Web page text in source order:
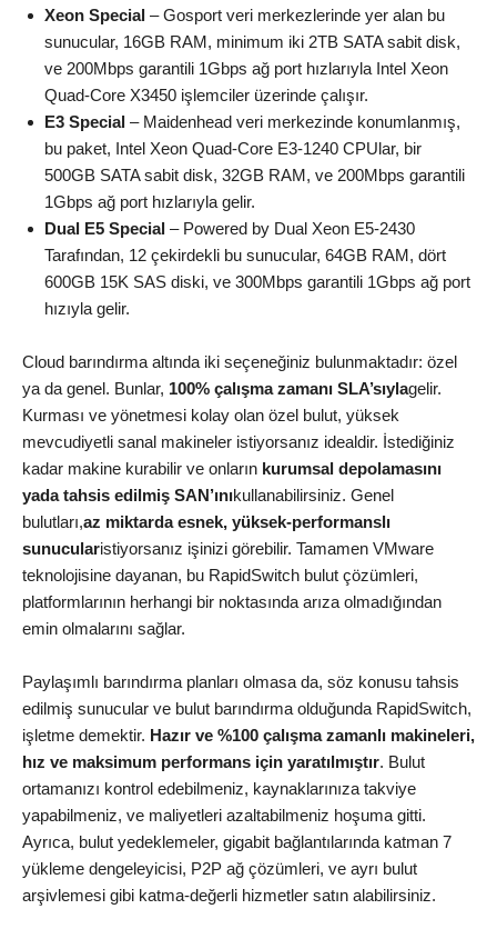
Xeon Special – Gosport veri merkezlerinde yer alan bu
sunucular, 16GB RAM, minimum iki 2TB SATA sabit disk,
ve 200Mbps garantili 1Gbps ağ port hızlarıyla Intel Xeon
Quad-Core X3450 işlemciler üzerinde çalışır.
E3 Special – Maidenhead veri merkezinde konumlanmış,
bu paket, Intel Xeon Quad-Core E3-1240 CPUlar, bir
500GB SATA sabit disk, 32GB RAM, ve 200Mbps garantili
1Gbps ağ port hızlarıyla gelir.
Dual E5 Special – Powered by Dual Xeon E5-2430
Tarafından, 12 çekirdekli bu sunucular, 64GB RAM, dört
600GB 15K SAS diski, ve 300Mbps garantili 1Gbps ağ port
hızıyla gelir.
Cloud barındırma altında iki seçeneğiniz bulunmaktadır: özel
ya da genel. Bunlar, 100% çalışma zamanı SLA’sıylagelir.
Kurması ve yönetmesi kolay olan özel bulut, yüksek
mevcudiyetli sanal makineler istiyorsanız idealdir. İstediğiniz
kadar makine kurabilir ve onların kurumsal depolamasını
yada tahsis edilmiş SAN’ınıkullanabilirsiniz. Genel
bulutları,az miktarda esnek, yüksek-performanslı
sunucularistiyorsanız işinizi görebilir. Tamamen VMware
teknolojisine dayanan, bu RapidSwitch bulut çözümleri,
platformlarının herhangi bir noktasında arıza olmadığından
emin olmalarını sağlar.
Paylaşımlı barındırma planları olmasa da, söz konusu tahsis
edilmiş sunucular ve bulut barındırma olduğunda RapidSwitch,
işletme demektir. Hazır ve %100 çalışma zamanlı makineleri,
hız ve maksimum performans için yaratılmıştır. Bulut
ortamanızı kontrol edebilmeniz, kaynaklarınıza takviye
yapabilmeniz, ve maliyetleri azaltabilmeniz hoşuma gitti.
Ayrıca, bulut yedeklemeler, gigabit bağlantılarında katman 7
yükleme dengeleyicisi, P2P ağ çözümleri, ve ayrı bulut
arşivlemesi gibi katma-değerli hizmetler satın alabilirsiniz.